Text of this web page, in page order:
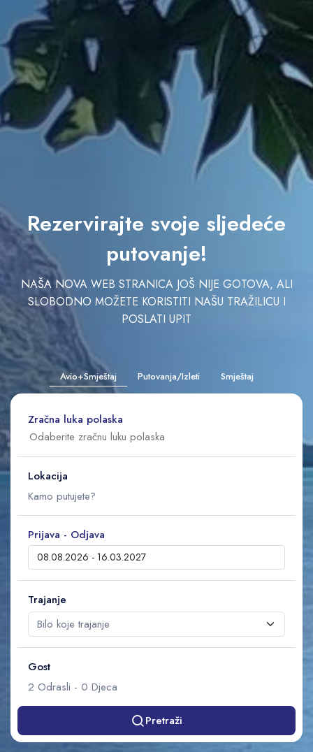
Rezervirajte svoje sljedeće
putovanje!
NAŠA NOVA WEB STRANICA JOŠ NIJE GOTOVA, ALI
SLOBODNO MOŽETE KORISTITI NAŠU TRAŽILICU I
POSLATI UPIT
Avio+Smještaj Putovanja/Izleti Smještaj
Zračna luka polaska
Lokacija
Prijava - Odjava
Trajanje
Gost
2 Odrasli - 0 Djeca
Pretraži